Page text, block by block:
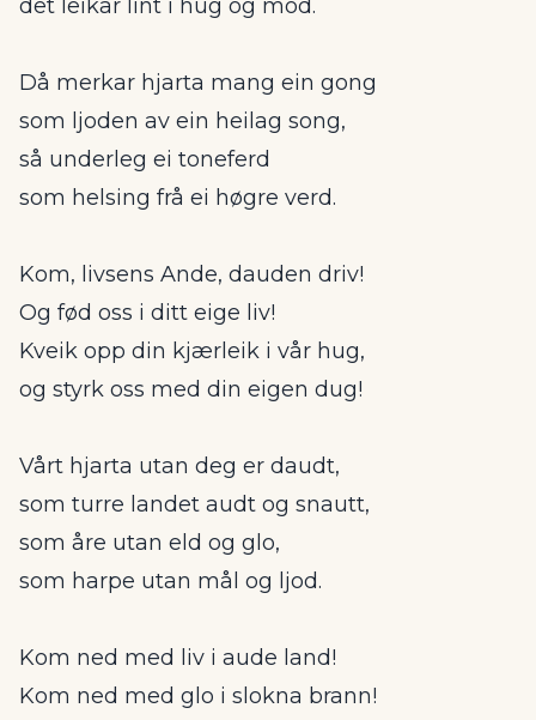
det leikar lint i hug og mod.
Då merkar hjarta mang ein gong
som ljoden av ein heilag song,
så underleg ei toneferd
som helsing frå ei høgre verd.
Kom, livsens Ande, dauden driv!
Og fød oss i ditt eige liv!
Kveik opp din kjærleik i vår hug,
og styrk oss med din eigen dug!
Vårt hjarta utan deg er daudt,
som turre landet audt og snautt,
som åre utan eld og glo,
som harpe utan mål og ljod.
Kom ned med liv i aude land!
Kom ned med glo i slokna brann!